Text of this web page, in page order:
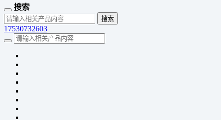
搜索
17530732603